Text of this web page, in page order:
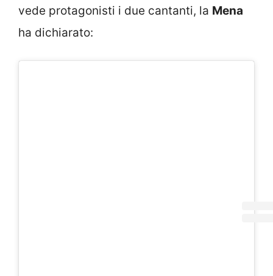
vede protagonisti i due cantanti, la Mena
ha dichiarato: